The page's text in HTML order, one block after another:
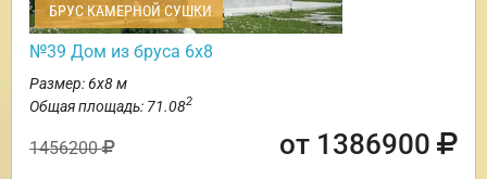
БРУС КАМЕРНОЙ СУШКИ
№39 Дом из бруса 6х8
Размер: 6х8 м
Общая площадь: 71.082
1456200 от 1386900